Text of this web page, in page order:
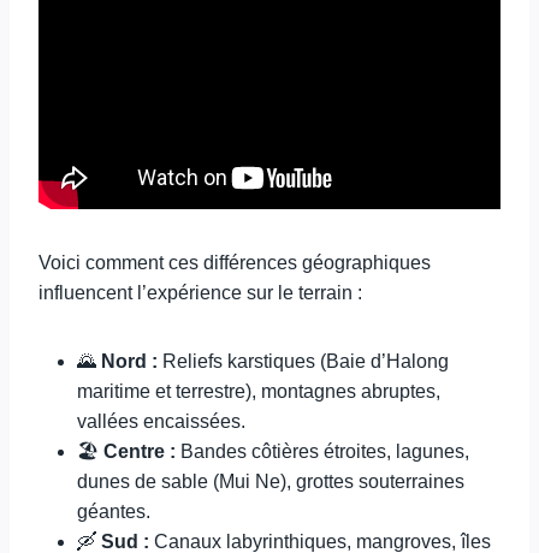
Voici comment ces différences géographiques
influencent l’expérience sur le terrain :
🌄 Nord : Reliefs karstiques (Baie d’Halong
maritime et terrestre), montagnes abruptes,
vallées encaissées.
🏖️ Centre : Bandes côtières étroites, lagunes,
dunes de sable (Mui Ne), grottes souterraines
géantes.
🛶 Sud : Canaux labyrinthiques, mangroves, îles